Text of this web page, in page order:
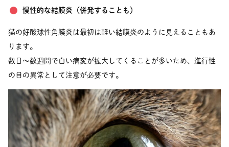
慢性的な結膜炎（併発することも）
猫の好酸球性角膜炎は最初は軽い結膜炎のように見えることもあ
ります。
数日〜数週間で白い病変が拡大してくることが多いため、進行性
の目の異常として注意が必要です。